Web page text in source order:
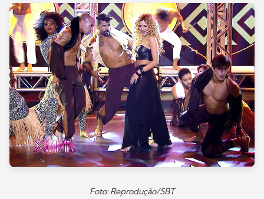
Foto: Reprodução/SBT